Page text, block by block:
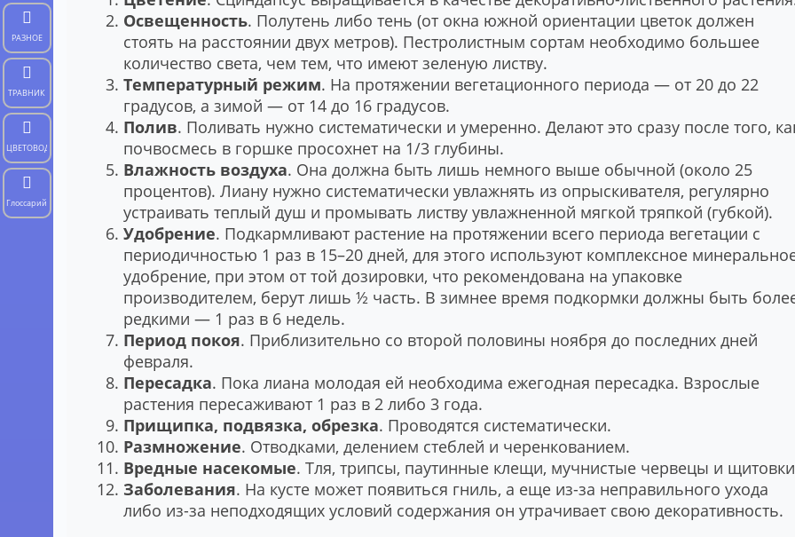
РАЗНОЕ
ТРАВНИК
ЦВЕТОВОД
Глоссарий
Освещенность. Полутень либо тень (от окна южной ориентации цветок должен
стоять на расстоянии двух метров). Пестролистным сортам необходимо большее
количество света, чем тем, что имеют зеленую листву.
Температурный режим. На протяжении вегетационного периода ― от 20 до 22
градусов, а зимой ― от 14 до 16 градусов.
Полив. Поливать нужно систематически и умеренно. Делают это сразу после того,
почвосмесь в горшке просохнет на 1/3 глубины.
Влажность воздуха. Она должна быть лишь немного выше обычной (около 25
процентов). Лиану нужно систематически увлажнять из опрыскивателя, регулярно
устраивать теплый душ и промывать листву увлажненной мягкой тряпкой (губкой).
Удобрение. Подкармливают растение на протяжении всего периода вегетации с
периодичностью 1 раз в 15–20 дней, для этого используют комплексное
удобрение, при этом от той дозировки, что рекомендована на упаковке
производителем, берут лишь ½ часть. В зимнее время подкормки должны быть
редкими ― 1 раз в 6 недель.
Период покоя. Приблизительно со второй половины ноября до последних дней
февраля.
Пересадка. Пока лиана молодая ей необходима ежегодная пересадка. Взрослые
растения пересаживают 1 раз в 2 либо 3 года.
Прищипка, подвязка, обрезка. Проводятся систематически.
Размножение. Отводками, делением стеблей и черенкованием.
Вредные насекомые. Тля, трипсы, паутинные клещи, мучнистые червецы и
Заболевания. На кусте может появиться гниль, а еще из-за неправильного ухода
либо из-за неподходящих условий содержания он утрачивает свою декоративность.